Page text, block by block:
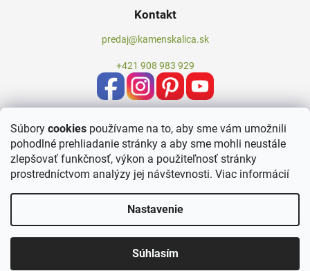
Súbory cookies používame na to, aby sme vám umožnili
pohodlné prehliadanie stránky a aby sme mohli neustále
zlepšovať funkčnosť, výkon a použiteľnosť stránky
prostredníctvom analýzy jej návštevnosti. Viac informácií
Nastavenie
Súhlasím
Kontakt
predaj@kamenskalica.sk
+421 908 983 929
Vytvoril Shoptet
Kameň Skalica. Všetky práva vyhradené.